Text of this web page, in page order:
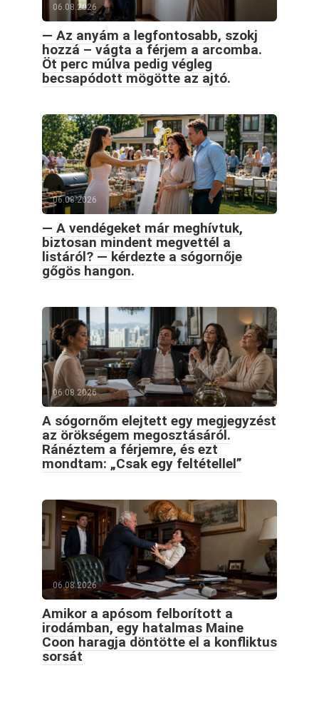
06.08.2026
— Az anyám a legfontosabb, szokj
hozzá – vágta a férjem a arcomba.
Öt perc múlva pedig végleg
becsapódott mögötte az ajtó.
06.08.2026
— A vendégeket már meghívtuk,
biztosan mindent megvettél a
listáról? — kérdezte a sógornője
gőgös hangon.
06.08.2026
A sógornőm elejtett egy megjegyzést
az örökségem megosztásáról.
Ránéztem a férjemre, és ezt
mondtam: „Csak egy feltétellel”
06.08.2026
Amikor a apósom felborított a
irodámban, egy hatalmas Maine
Coon haragja döntötte el a konfliktus
sorsát